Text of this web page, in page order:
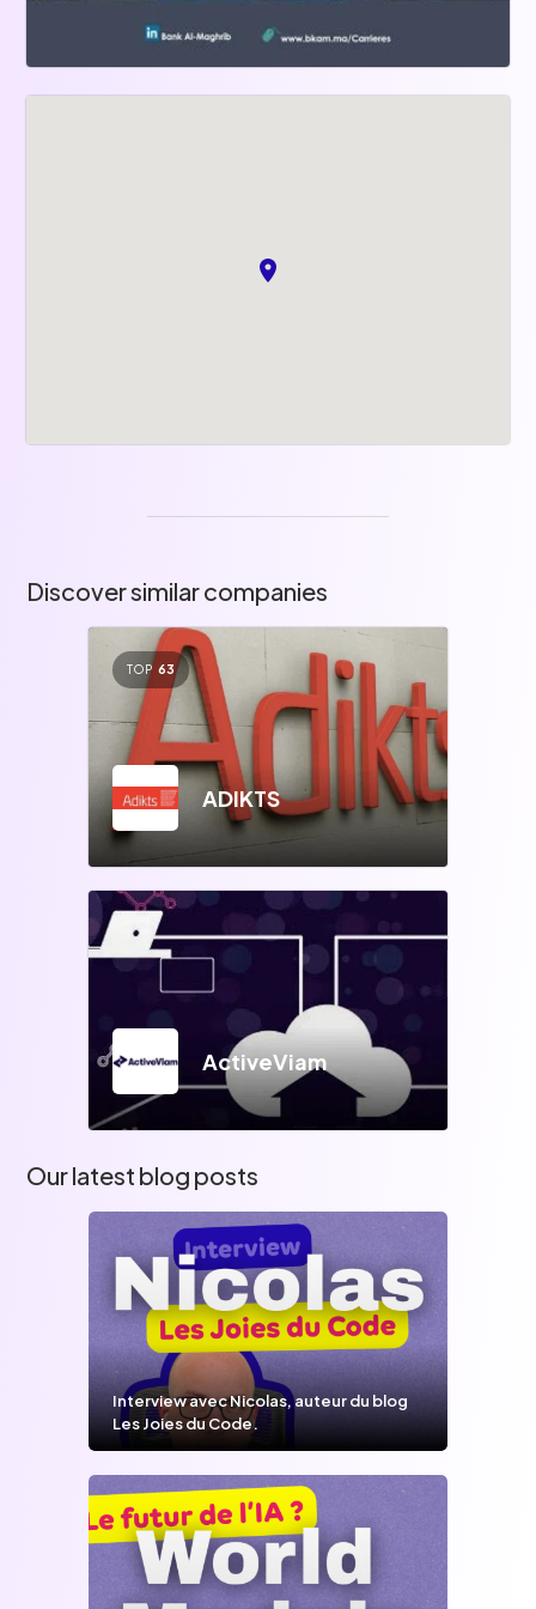
- Contribuer au développement de l'inclusion et
de l'éducation financières
Discover similar companies
TOP 63
ADIKTS
ActiveViam
Our latest blog posts
Interview avec Nicolas, auteur du blog
Les Joies du Code.